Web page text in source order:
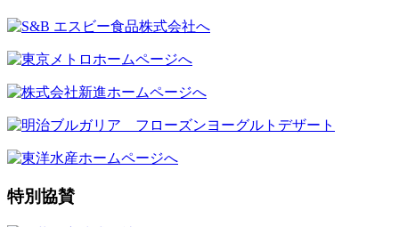
特別協賛